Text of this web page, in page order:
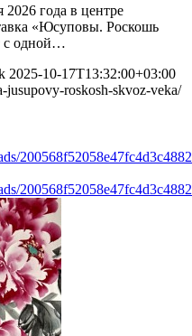
года в центре
«Юсуповы. Роскошь
с одной…
2025-10-17T13:32:00+03:00
jusupovy-roskosh-skvoz-veka/